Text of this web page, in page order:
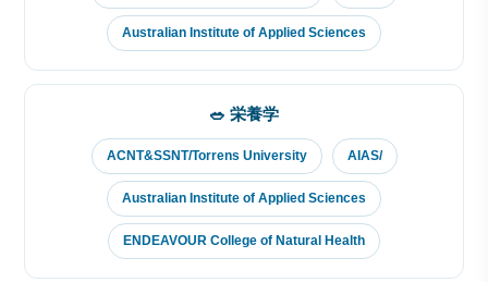
Australian Institute of Applied Sciences
🥗 栄養学
ACNT&SSNT/Torrens University AIAS/
Australian Institute of Applied Sciences
ENDEAVOUR College of Natural Health